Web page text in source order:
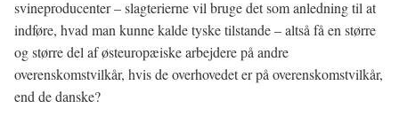
svineproducenter – slagterierne vil bruge det som anledning til at
indføre, hvad man kunne kalde tyske tilstande – altså få en større
og større del af østeuropæiske arbejdere på andre
overenskomstvilkår, hvis de overhovedet er på overenskomstvilkår,
end de danske?